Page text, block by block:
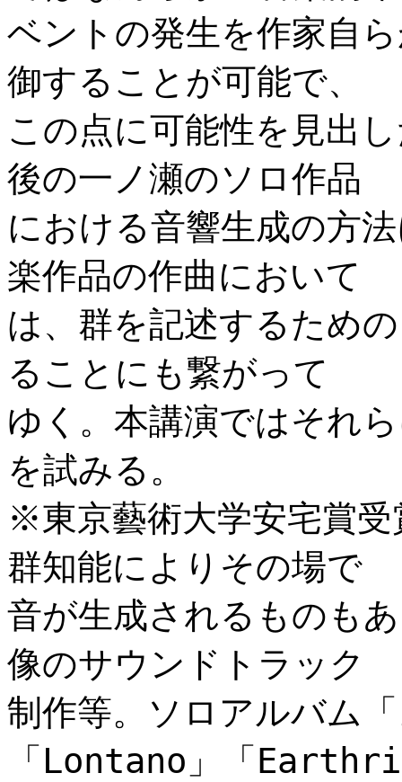
ベントの発生を作家自
御することが可能で、
この点に可能性を見出
後の一ノ瀬のソロ作品
における音響生成の方
楽作品の作曲において
は、群を記述するため
ることにも繋がって
ゆく。本講演ではそれ
を試みる。
※東京藝術大学安宅賞
群知能によりその場で
音が生成されるものも
像のサウンドトラック
制作等。ソロアルバム
「Lontano」「